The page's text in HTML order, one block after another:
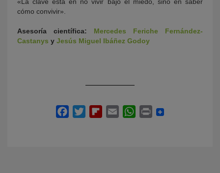
cómo convivir».
Asesoría científica: Mercedes Feriche Fernández-
Castanys y Jesús Miguel Ibáñez Godoy